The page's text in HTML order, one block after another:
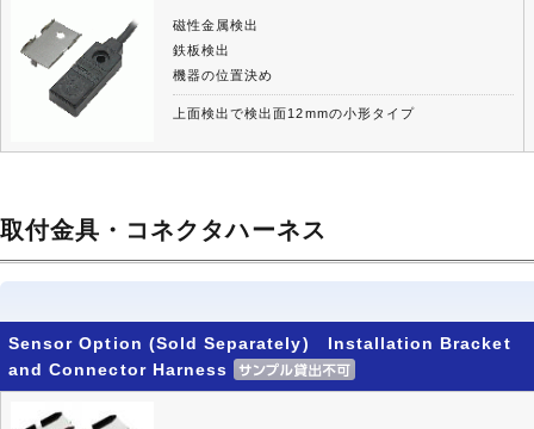
磁性金属検出
鉄板検出
機器の位置決め
上面検出で検出面12mmの小形タイプ
取付金具・コネクタハーネス
Sensor Option (Sold Separately) Installation Bracket
and Connector Harness